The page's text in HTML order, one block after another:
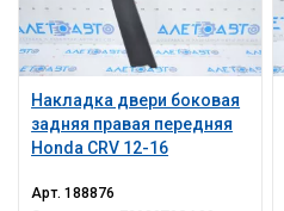
Накладка двери боковая
задняя правая передняя
Honda CRV 12-16
Арт.188876